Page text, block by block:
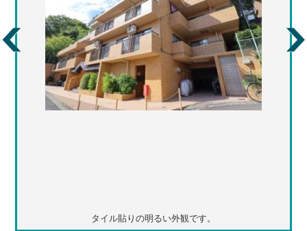
タイル貼りの明るい外観です。